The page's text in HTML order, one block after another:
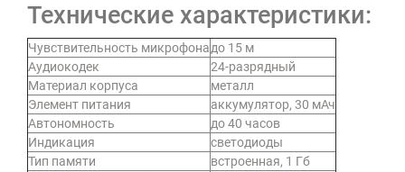
Технические характеристики:
Чувствительность микрофонадо 15 м
Аудиокодек
24-разрядный
Материал корпуса
металл
Элемент питания
аккумулятор, 30 мАч
Автономность
до 40 часов
Индикация
светодиоды
Тип памяти
встроенная, 1 Гб